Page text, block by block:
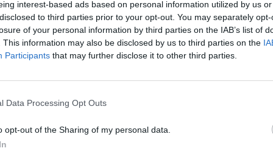
interest-based ads based on personal information utilized by us
to third parties prior to your opt-out. You may separately
of your personal information by third parties on the IAB’s list of
This information may also be disclosed by us to third parties on the
Participants that may further disclose it to other third parties.
Data Processing Opt Outs
opt-out of the Sharing of my personal data.
315 θέσεων
(ΕΠ.ΟΠ) στο Πολεμικό
προκηρύσσει την πλήρωση 315 θέσεων
στο Πολεμικό Ναυτικό.
δυνάμεις στην
αγροτοδασική
Κορίνθου
του Δημήτριου
Αυγούστου –